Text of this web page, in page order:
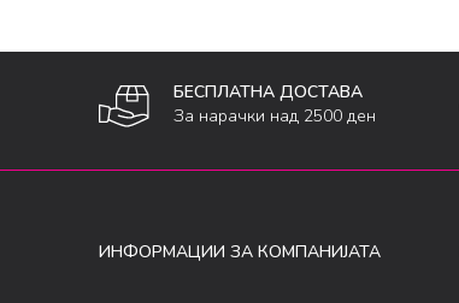
БЕСПЛАТНА ДОСТАВА
За нарачки над 2500 ден
ИНФОРМАЦИИ ЗА КОМПАНИЈАТА